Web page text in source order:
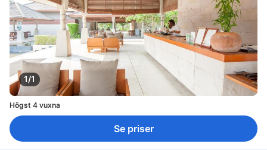
1/1
Högst 4 vuxna
Se priser